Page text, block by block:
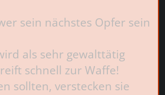
sein nächstes Opfer sein
als sehr gewalttätig
schnell zur Waffe!
sollten, verstecken sie